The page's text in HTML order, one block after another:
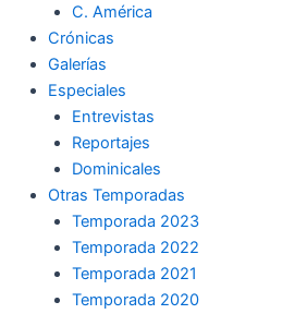
C. América
Crónicas
Galerías
Especiales
Entrevistas
Reportajes
Dominicales
Otras Temporadas
Temporada 2023
Temporada 2022
Temporada 2021
Temporada 2020